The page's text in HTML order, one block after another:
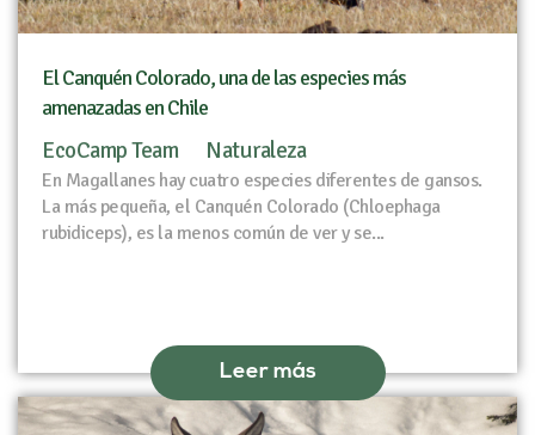
El Canquén Colorado, una de las especies más
amenazadas en Chile
EcoCamp Team Naturaleza
En Magallanes hay cuatro especies diferentes de gansos.
La más pequeña, el Canquén Colorado (Chloephaga
rubidiceps), es la menos común de ver y se...
Leer más